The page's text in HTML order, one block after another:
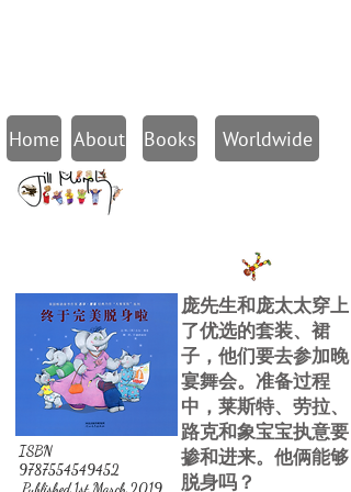
Home About Books Worldwide
庞先生和庞太太穿上
了优选的套装、裙
子，他们要去参加晚
宴舞会。准备过程
中，莱斯特、劳拉、
路克和象宝宝执意要
掺和进来。他俩能够
脱身吗？
ISBN
9787554549452